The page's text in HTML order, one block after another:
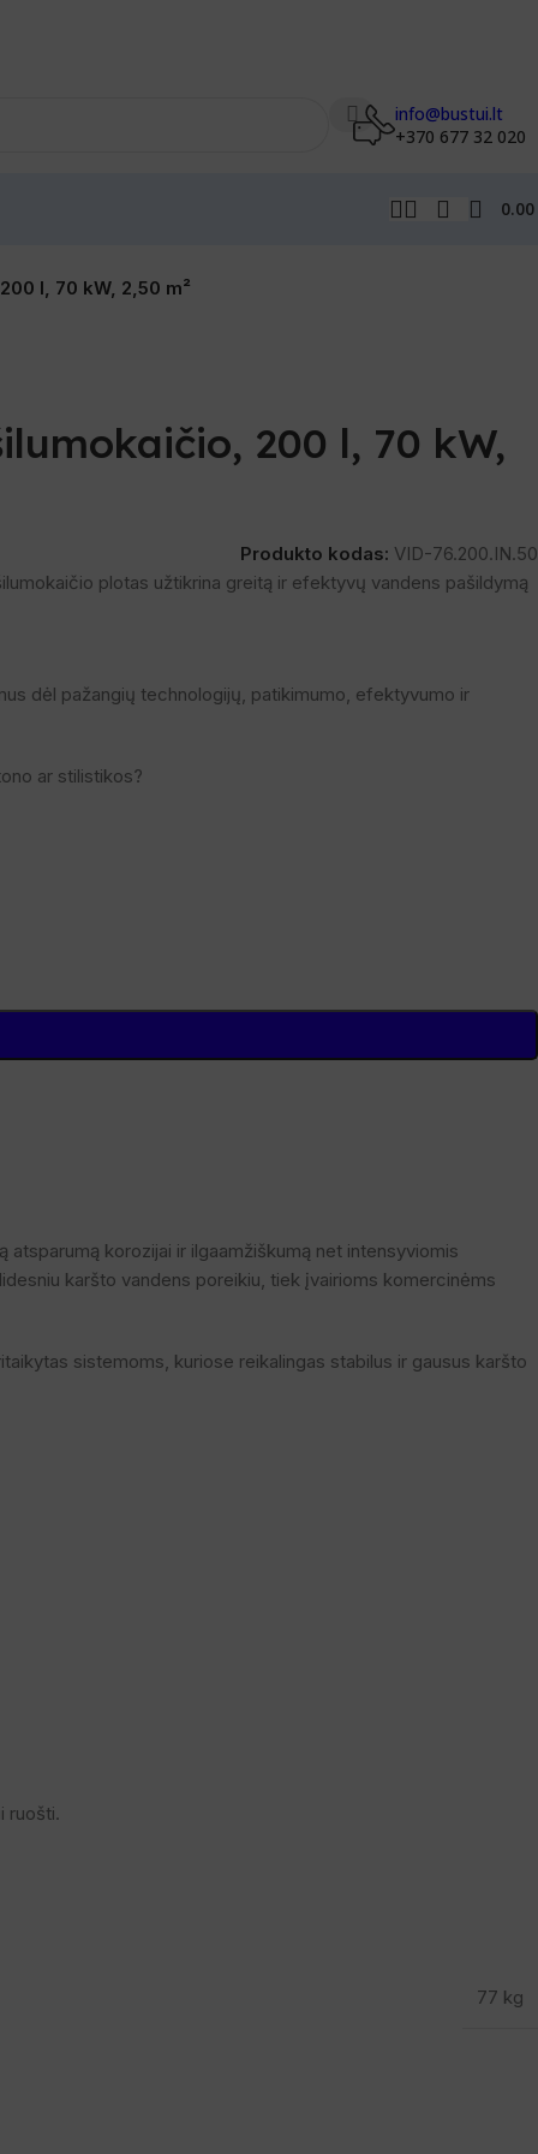
info@bustui.lt
+370 677 32 020
0.00
l, 70 kW, 2,50 m²
200 l, 70 kW,
Produkto kodas: VID-76.200.IN.50
plotas užtikrina greitą ir efektyvų vandens pašildymą
dėl pažangių technologijų, patikimumo, efektyvumo ir
ar stilistikos?
korozijai ir ilgaamžiškumą net intensyviomis
karšto vandens poreikiu, tiek įvairioms komercinėms
sistemoms, kuriose reikalingas stabilus ir gausus karšto
ruošti.
77 kg